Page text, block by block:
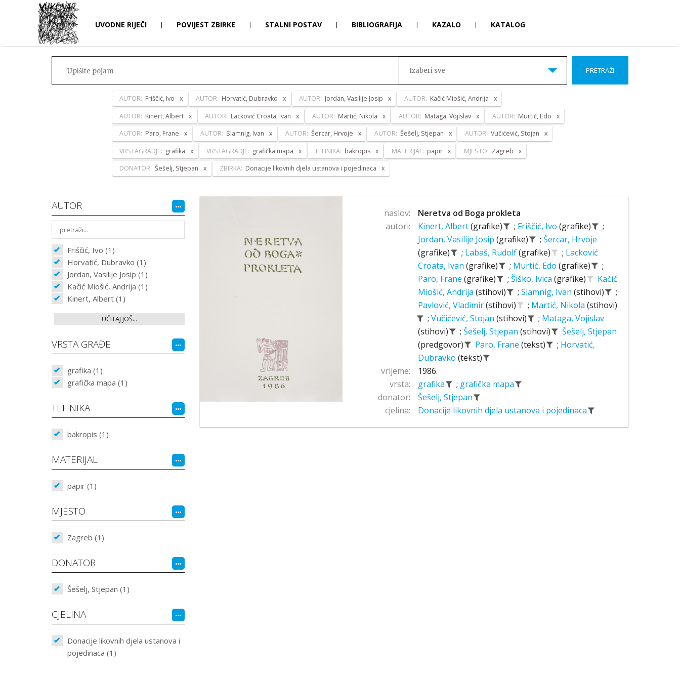
UVODNE RIJEČI | POVIJEST ZBIRKE | STALNI POSTAV | BIBLIOGRAFIJA | KAZALO | KATALOG
Izaberi sve PRETRAŽI
AUTOR: Friščić, Ivo AUTOR: Horvatić, Dubravko AUTOR: Jordan, Vasilije Josip AUTOR: Kačić Miošić, Andrija
AUTOR: Kinert, Albert AUTOR: Lacković Croata, Ivan AUTOR: Martić, Nikola AUTOR: Mataga, Vojislav AUTOR: Murtić, Edo
AUTOR: Paro, Frane AUTOR: Slamnig, Ivan AUTOR: Šercar, Hrvoje AUTOR: Šešelj, Stjepan AUTOR: Vučićević, Stojan
VRSTAGRADJE: grafika VRSTAGRADJE: grafička mapa TEHNIKA: bakropis MATERIJAL: papir MJESTO: Zagreb
DONATOR: Šešelj, Stjepan ZBIRKA: Donacije likovnih djela ustanova i pojedinaca
AUTOR
Friščić, Ivo (1)
Horvatić, Dubravko (1)
Jordan, Vasilije Josip (1)
Kačić Miošić, Andrija (1)
Kinert, Albert (1)
UČITAJ JOŠ...
VRSTA GRAĐE
grafika (1)
grafička mapa (1)
TEHNIKA
bakropis (1)
MATERIJAL
papir (1)
MJESTO
Zagreb (1)
DONATOR
Šešelj, Stjepan (1)
CJELINA
Donacije likovnih djela ustanova i
pojedinaca (1)
naslov:
Neretva od Boga prokleta
autori:
Kinert, Albert(grafike) ; Friščić, Ivo (grafike)
;
Jordan, Vasilije Josip (grafike) ; Šercar, Hrvoje
(grafike)
; Labaš, Rudolf(grafike) ; Lacković
Croata, Ivan (grafike) ; Murtić, Edo (grafike)
;
Paro, Frane (grafike) ; Šiško, Ivica (grafike)
Kačić
Miošić, Andrija (stihovi) ; Slamnig, Ivan (stihovi)
;
Pavlović, Vladimir(stihovi) ; Martić, Nikola (stihovi)
; Vučićević, Stojan (stihovi) ; Mataga, Vojislav
(stihovi)
; Šešelj, Stjepan (stihovi)
Šešelj, Stjepan
(predgovor)
Paro, Frane (tekst) ; Horvatić,
Dubravko (tekst)
vrijeme:
1986.
vrsta:
grafika ; grafička mapa
donator:
Šešelj, Stjepan
cjelina:
Donacije likovnih djela ustanova i pojedinaca